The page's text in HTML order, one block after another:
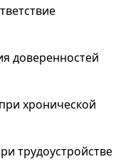
доверенностей
хронической
трудоустройстве